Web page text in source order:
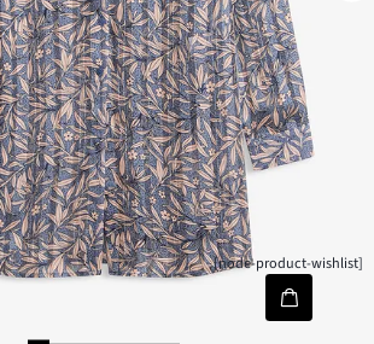
[node-product-wishlist]